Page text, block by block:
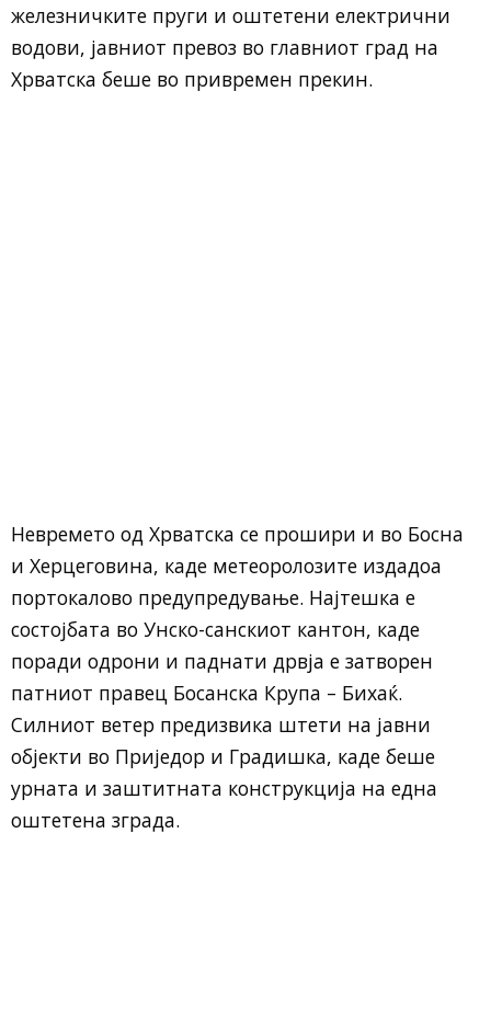
железничките пруги и оштетени електрични
водови, јавниот превоз во главниот град на
Хрватска беше во привремен прекин.
Невремето од Хрватска се прошири и во Босна
и Херцеговина, каде метеоролозите издадоа
портокалово предупредување. Најтешка е
состојбата во Унско-санскиот кантон, каде
поради одрони и паднати дрвја е затворен
патниот правец Босанска Крупа – Бихаќ.
Силниот ветер предизвика штети на јавни
објекти во Приједор и Градишка, каде беше
урната и заштитната конструкција на една
оштетена зграда.